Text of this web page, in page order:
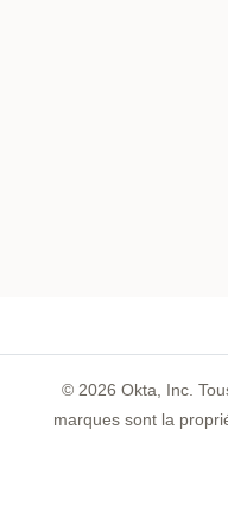
© 2026 Okta, Inc.
marques sont la